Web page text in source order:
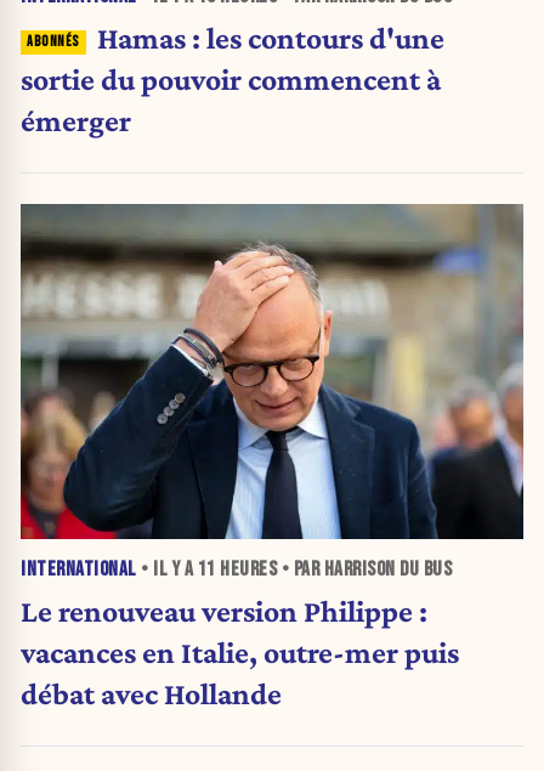
Hamas : les contours d'une
sortie du pouvoir commencent à
émerger
INTERNATIONAL • IL Y A 11 HEURES• PAR HARRISON DU BUS
Le renouveau version Philippe :
vacances en Italie, outre-mer puis
débat avec Hollande